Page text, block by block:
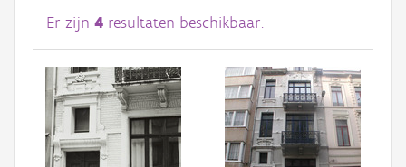
Afbeeldingen
#BeeldIndeKijker
Hergebruik
Over ons
Er zijn 4 resultaten beschikbaar.